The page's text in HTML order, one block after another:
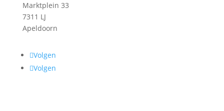
Marktplein 33
7311 LJ
Apeldoorn
Volgen
Volgen